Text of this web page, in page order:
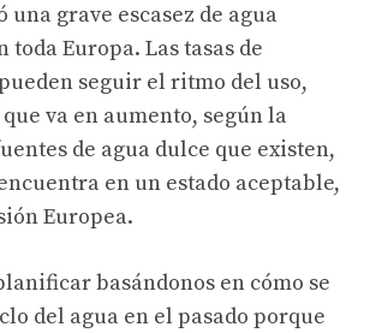
grave escasez de agua
toda Europa. Las tasas de
seguir el ritmo del uso,
va en aumento, según la
de agua dulce que existen,
en un estado aceptable,
Europea.
basándonos en cómo se
del agua en el pasado porque